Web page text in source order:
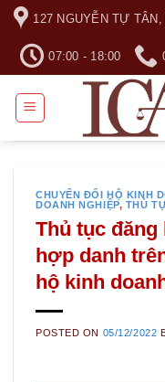
Skip
content
127 NGUYỄN TỰ
07:00 - 18:00
CHUYỂN ĐỔI HỘ KINH
DOANH NGHIỆP, THỦ
Thủ tục
hợp danh
hộ kinh
POSTED ON 05/12/2022